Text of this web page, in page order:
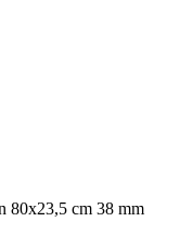
80x23,5 cm 38 mm